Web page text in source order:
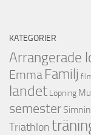
KATEGORIER
Arrangerade
Emma Familj
landet Löpning
semester
Triathlon